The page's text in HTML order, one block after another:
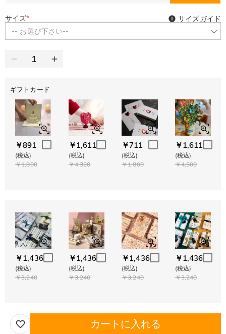
サイズ*
-- お選び下さい--
サイズガイド
ギフトカード
￥891
(税込)
￥1,800
￥1,611
(税込)
￥4,320
￥711
(税込)
￥1,800
￥1,611
(税込)
￥4,500
￥1,436
(税込)
￥3,240
￥1,436
(税込)
￥3,240
￥1,436
(税込)
￥3,240
￥1,436
(税込)
￥3,240
カートに入れる